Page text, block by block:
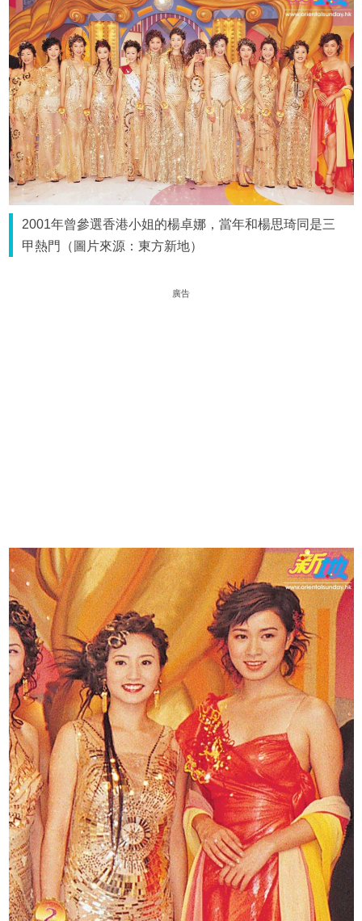
2001年曾參選香港小姐的楊卓娜，當年和楊思琦同是三
甲熱門（圖片來源：東方新地）
廣告